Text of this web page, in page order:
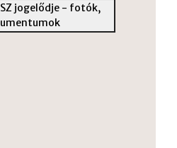
jogelődje - fotók,